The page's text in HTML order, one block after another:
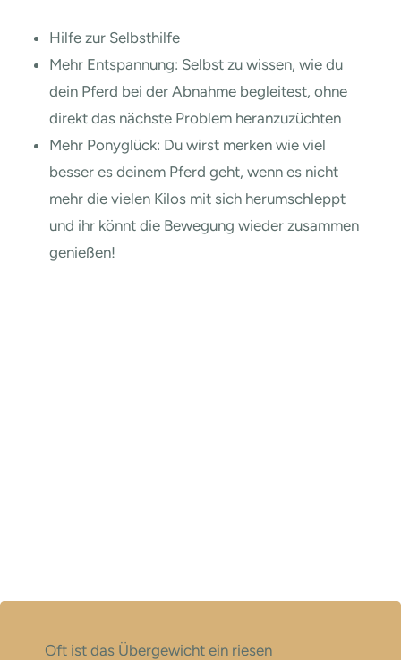
Hilfe zur Selbsthilfe
Mehr Entspannung: Selbst zu wissen, wie du
dein Pferd bei der Abnahme begleitest, ohne
direkt das nächste Problem heranzuzüchten
Mehr Ponyglück: Du wirst merken wie viel
besser es deinem Pferd geht, wenn es nicht
mehr die vielen Kilos mit sich herumschleppt
und ihr könnt die Bewegung wieder zusammen
genießen!
Oft ist das Übergewicht ein riesen